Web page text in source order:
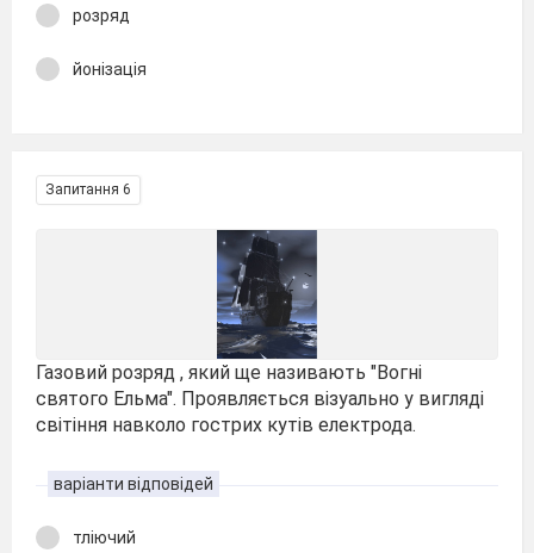
розряд
йонізація
Запитання 6
Газовий розряд , який ще називають "Вогні
святого Ельма". Проявляється візуально у вигляді
світіння навколо гострих кутів електрода.
варіанти відповідей
тліючий